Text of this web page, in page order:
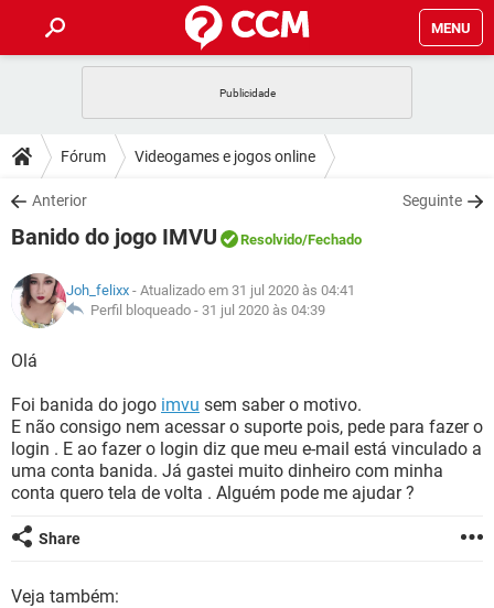
MENU
CELULAR FACEBOOK
OUTLOOK
INSTAGRAM GMAIL
GUIA DE COMPRAS
DICAS
JOGOS WHATSAPP
INSTAGRAM GMAIL
GUIA DE COMPRAS
DOWNLOADS
JOGOS WHATSAPP
CELULAR
OUTLOOK EXCEL
INSTAGRAM
JOGOS WHATSAPP
CELULAR
OUTLOOK
INSTAGRAM GMAIL
GUIA DE COMPRAS
GLOSSÁRIO
JOGOS
OUTLOOK EXCEL
INSTAGRAM GMAIL
GUIA DE COMPRAS
Fórum Videogames e jogos online
Anterior Seguinte
Banido do jogo IMVU Resolvido/Fechado
Joh_felixx - Atualizado em 31 jul 2020 às 04:41
Perfil bloqueado - 31 jul 2020 às 04:39
Olá
Foi banida do jogo imvu sem saber o motivo.
E não consigo nem acessar o suporte pois, pede para fazer o
login . E ao fazer o login diz que meu e-mail está vinculado a
uma conta banida. Já gastei muito dinheiro com minha
conta quero tela de volta . Alguém pode me ajudar ?
Share
Veja também: